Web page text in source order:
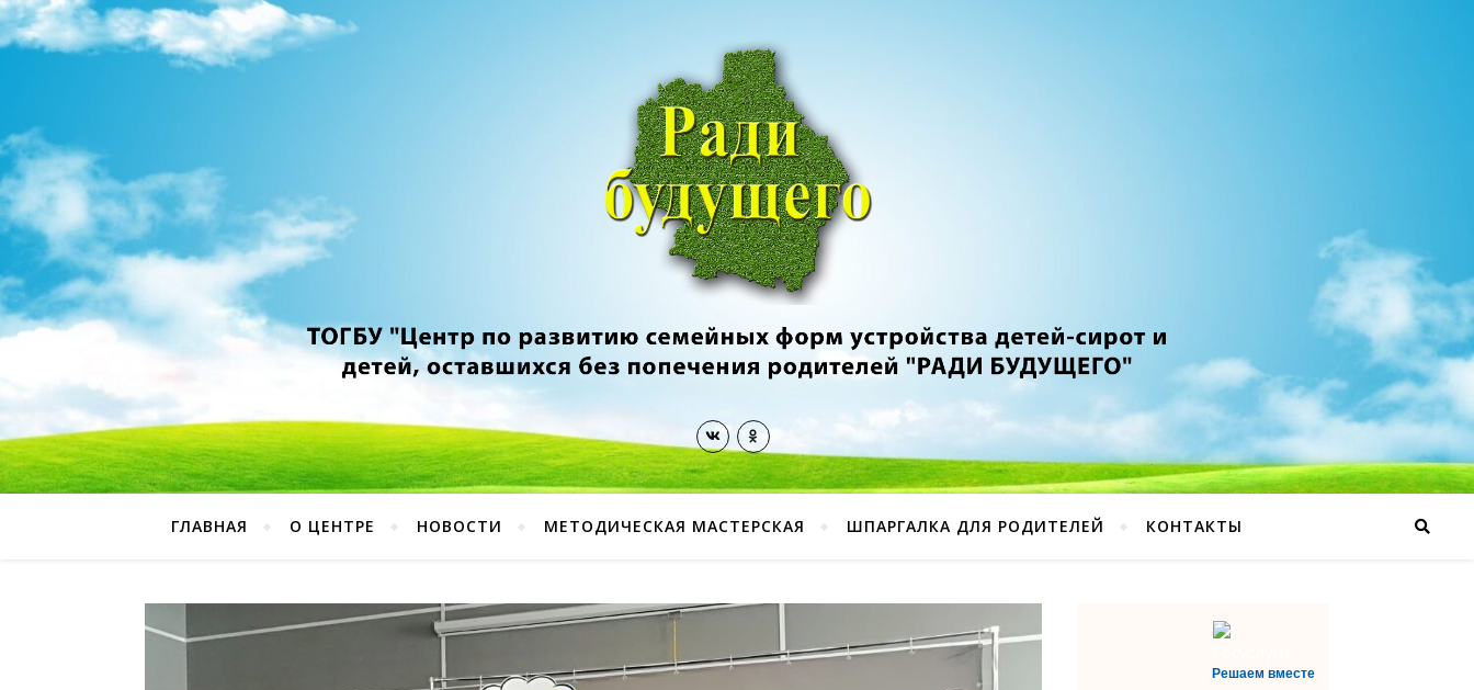
ГЛАВНАЯ О ЦЕНТРЕ НОВОСТИ МЕТОДИЧЕСКАЯ МАСТЕРСКАЯ ШПАРГАЛКА ДЛЯ РОДИТЕЛЕЙ КОНТАКТЫ
Решаем вместе